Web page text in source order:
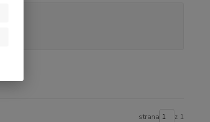
strana z 1